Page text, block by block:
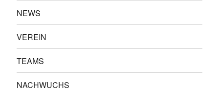
NEWS
VEREIN
TEAMS
NACHWUCHS